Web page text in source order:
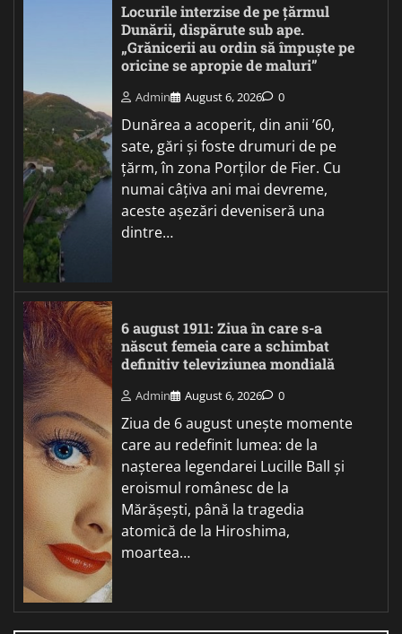
Locurile interzise de pe țărmul
Dunării, dispărute sub ape.
„Grănicerii au ordin să împuște pe
oricine se apropie de maluri”
Admin August 6, 2026 0
Dunărea a acoperit, din anii ’60,
sate, gări și foste drumuri de pe
țărm, în zona Porților de Fier. Cu
numai câțiva ani mai devreme,
aceste așezări deveniseră una
dintre…
6 august 1911: Ziua în care s-a
născut femeia care a schimbat
definitiv televiziunea mondială
Admin August 6, 2026 0
Ziua de 6 august unește momente
care au redefinit lumea: de la
nașterea legendarei Lucille Ball și
eroismul românesc de la
Mărășești, până la tragedia
atomică de la Hiroshima,
moartea…